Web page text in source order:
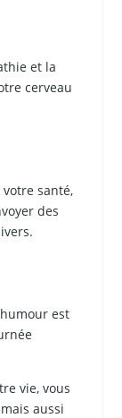
et la
cerveau
santé,
des
est
vie, vous
aussi